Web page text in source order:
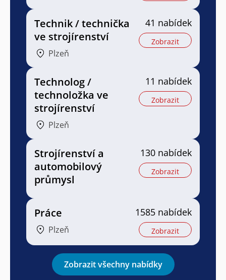
Technik / technička
ve strojírenství
Plzeň
41 nabídek
Zobrazit
Technolog /
technoložka ve
strojírenství
Plzeň
11 nabídek
Zobrazit
Strojírenství a
automobilový
průmysl
130 nabídek
Zobrazit
Práce
Plzeň
1585 nabídek
Zobrazit
Zobrazit všechny nabídky